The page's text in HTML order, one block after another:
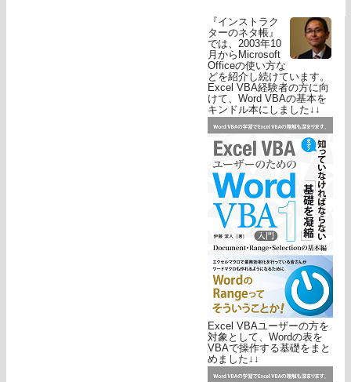
『インストラク
ターのネタ帳』
では、2003年10
月からMicrosoft
Officeの使い方な
どを紹介し続けています。
Excel VBA経験者の方に向
けて、Word VBAの基本を
キンドル本にしました↓↓
Excel VBAユーザーの方を
対象として、Wordの表を
VBAで操作する基礎をまと
めました↓↓